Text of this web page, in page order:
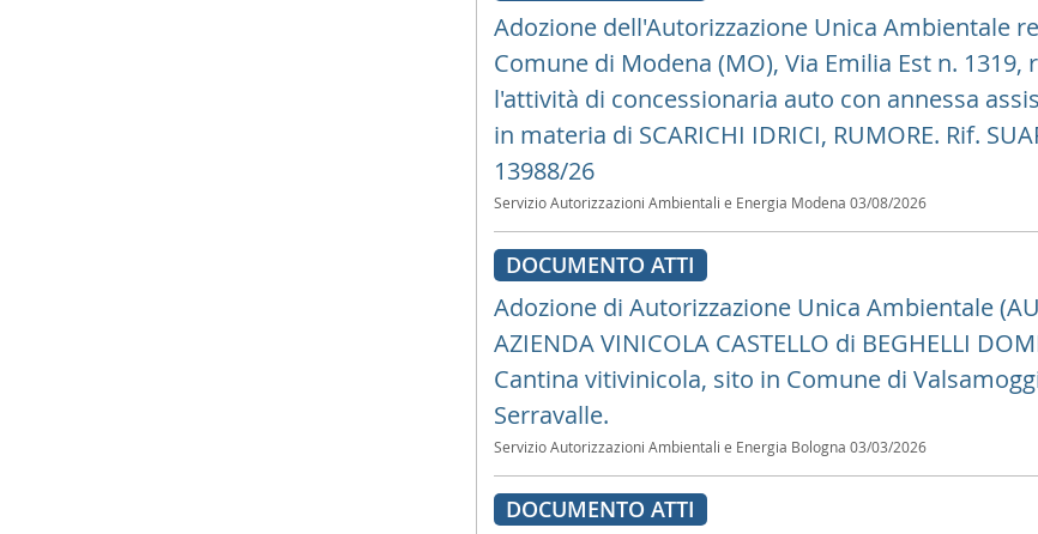
Adozione dell'Autorizzazione Unica Ambientale
Comune di Modena (MO), Via Emilia Est n. 1319,
l'attività di concessionaria auto con annessa
in materia di SCARICHI IDRICI, RUMORE. Rif.
13988/26
Servizio Autorizzazioni Ambientali e Energia Modena 03/08/2026
DOCUMENTO ATTI
Adozione di Autorizzazione Unica Ambientale
AZIENDA VINICOLA CASTELLO di BEGHELLI
Cantina vitivinicola, sito in Comune di
Serravalle.
Servizio Autorizzazioni Ambientali e Energia Bologna 03/03/2026
DOCUMENTO ATTI